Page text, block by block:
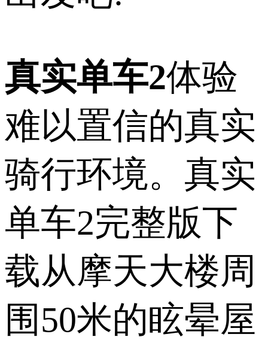
真实单车2体验
难以置信的真实
骑行环境。真实
单车2完整版下
载从摩天大楼周
围50米的眩晕屋